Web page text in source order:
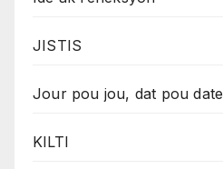
JISTIS
Jour pou jou, dat pou date
KILTI